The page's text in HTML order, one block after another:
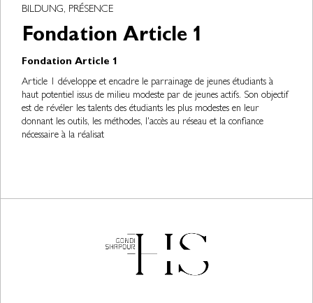
BILDUNG, PRÉSENCE
Fondation Article 1
Fondation Article 1
Article 1 développe et encadre le parrainage de jeunes étudiants à
haut potentiel issus de milieu modeste par de jeunes actifs. Son objectif
est de révéler les talents des étudiants les plus modestes en leur
donnant les outils, les méthodes, l'accès au réseau et la confiance
nécessaire à la réalisat